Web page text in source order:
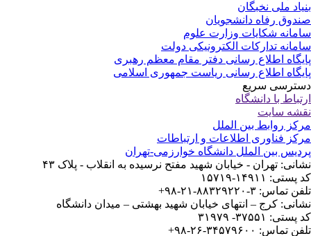
ملی نخبگان
رفاه دانشجویان
شکایات وزارت علوم
تدارکات الکترونیکی دولت
اطلاع رسانی دفتر مقام معظم رهبری
اطلاع رسانی ریاست جمهوری اسلامی
سریع
با دانشگاه
سایت
روابط بین الملل
فناوری اطلاعات و ارتباطات
بین الملل دانشگاه خوارزمی-تهران
تهران - خیابان شهید مفتح نرسیده به انقلاب - پلاک ۴۳
۱۴۹۱۱-۱۵۷۱۹
تماس: ۳-۸۸۳۲۹۲۲۰-۲۱-۹۸+
کرج – انتهای خیابان شهید بهشتی – میدان دانشگاه
۳۷۵۵۱- ۳۱۹۷۹
تماس: ۳۴۵۷۹۶۰۰-۲۶-۹۸+